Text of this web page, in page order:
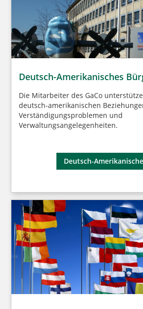
Deutsch-Amerikanisches
Die Mitarbeiter des GaCo
deutsch-amerikanischen
Verständigungsproblemen und
Verwaltungsangelegenheiten.
Deutsch-